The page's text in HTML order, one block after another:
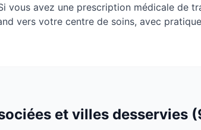
vous avez une prescription médicale de
vers votre centre de soins, avec
et villes desservies (